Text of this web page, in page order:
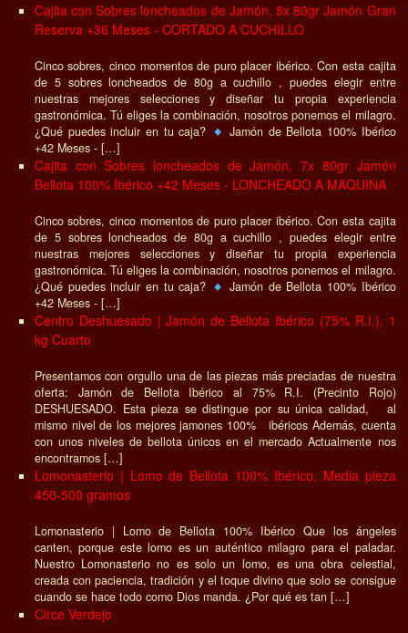
Cajita con Sobres loncheados de Jamón, 8x 80gr Jamón Gran
Reserva +36 Meses - CORTADO A CUCHILLO
Cinco sobres, cinco momentos de puro placer ibérico. Con esta cajita
de 5 sobres loncheados de 80g a cuchillo , puedes elegir entre
nuestras mejores selecciones y diseñar tu propia experiencia
gastronómica. Tú eliges la combinación, nosotros ponemos el milagro.
¿Qué puedes incluir en tu caja?
Jamón de Bellota 100% Ibérico
+42 Meses - […]
Cajita con Sobres loncheados de Jamón, 7x 80gr Jamón
Bellota 100% Ibérico +42 Meses - LONCHEADO A MAQUINA
Cinco sobres, cinco momentos de puro placer ibérico. Con esta cajita
de 5 sobres loncheados de 80g a cuchillo , puedes elegir entre
nuestras mejores selecciones y diseñar tu propia experiencia
gastronómica. Tú eliges la combinación, nosotros ponemos el milagro.
¿Qué puedes incluir en tu caja?
Jamón de Bellota 100% Ibérico
+42 Meses - […]
Centro Deshuesado | Jamón de Bellota Ibérico (75% R.I.), 1
kg Cuarto
Presentamos con orgullo una de las piezas más preciadas de nuestra
oferta: Jamón de Bellota Ibérico al 75% R.I. (Precinto Rojo)
DESHUESADO. Esta pieza se distingue por su única calidad, al
mismo nivel de los mejores jamones 100% ibéricos Además, cuenta
con unos niveles de bellota únicos en el mercado Actualmente nos
encontramos […]
Lomonasterio | Lomo de Bellota 100% Ibérico, Media pieza
450-500 gramos
Lomonasterio | Lomo de Bellota 100% Ibérico Que los ángeles
canten, porque este lomo es un auténtico milagro para el paladar.
Nuestro Lomonasterio no es solo un lomo, es una obra celestial,
creada con paciencia, tradición y el toque divino que solo se consigue
cuando se hace todo como Dios manda. ¿Por qué es tan […]
Circe Verdejo